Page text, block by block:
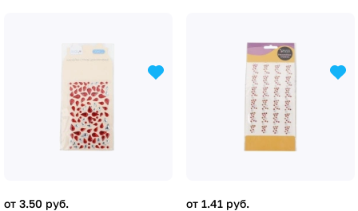
от 3.50 руб.
от 1.41 руб.